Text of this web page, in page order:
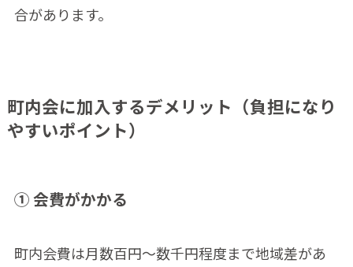
合があります。
町内会に加入するデメリット（負担になり
やすいポイント）
① 会費がかかる
町内会費は月数百円〜数千円程度まで地域差があ